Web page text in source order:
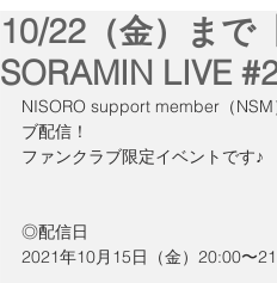
10/22（金）まで
SORAMIN LIVE
NISORO support member（NSM
ブ配信！
ファンクラブ限定イベントです♪
◎配信日
2021年10月15日（金）20:00〜